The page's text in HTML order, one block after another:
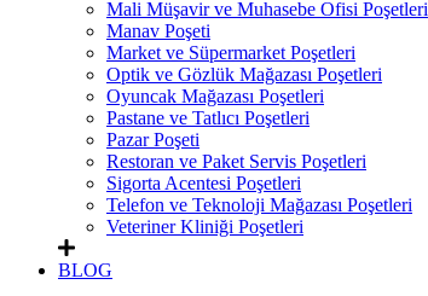
Mali Müşavir ve Muhasebe Ofisi Poşetleri
Manav Poşeti
Market ve Süpermarket Poşetleri
Optik ve Gözlük Mağazası Poşetleri
Oyuncak Mağazası Poşetleri
Pastane ve Tatlıcı Poşetleri
Pazar Poşeti
Restoran ve Paket Servis Poşetleri
Sigorta Acentesi Poşetleri
Telefon ve Teknoloji Mağazası Poşetleri
Veteriner Kliniği Poşetleri
BLOG